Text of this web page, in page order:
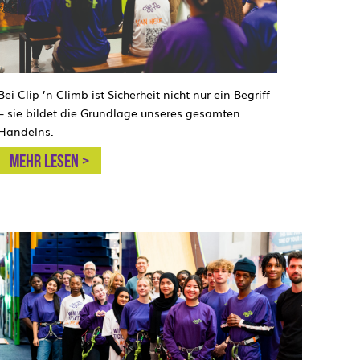
Clip ’n Climb ist Sicherheit nicht nur ein Begriff
sie bildet die Grundlage unseres gesamten
Mehr lesen >